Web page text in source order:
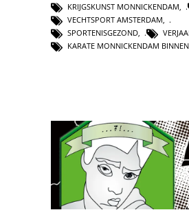
KRIJGSKUNST MONNICKENDAM,
VECHTSPORT AMSTERDAM,
SPORTENISGEZOND,
KARATE MONNICKENDAM